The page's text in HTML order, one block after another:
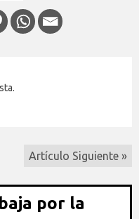
Artículo Siguiente »
por la